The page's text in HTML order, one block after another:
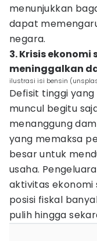
menunjukkan
dapat
negara.
3. Krisis
meninggalkan
ilustrasi isi bensin
Defisit tinggi
muncul begitu
menanggung
yang memaksa
besar untuk
usaha.
aktivitas ekonomi
posisi fiskal
pulih hingga